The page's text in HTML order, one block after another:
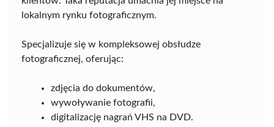
lokalnym rynku fotograficznym.
Specjalizuje się w kompleksowej obsłudze
fotograficznej, oferując:
zdjęcia do dokumentów,
wywoływanie fotografii,
digitalizację nagrań VHS na DVD.